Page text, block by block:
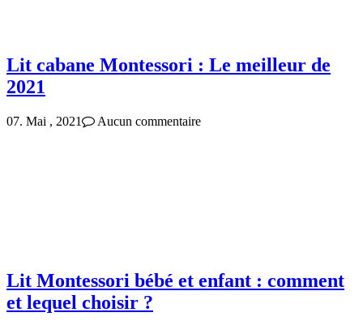
Lit cabane Montessori : Le meilleur de
2021
07. Mai , 2021 Aucun commentaire
Lit Montessori bébé et enfant : comment
et lequel choisir ?